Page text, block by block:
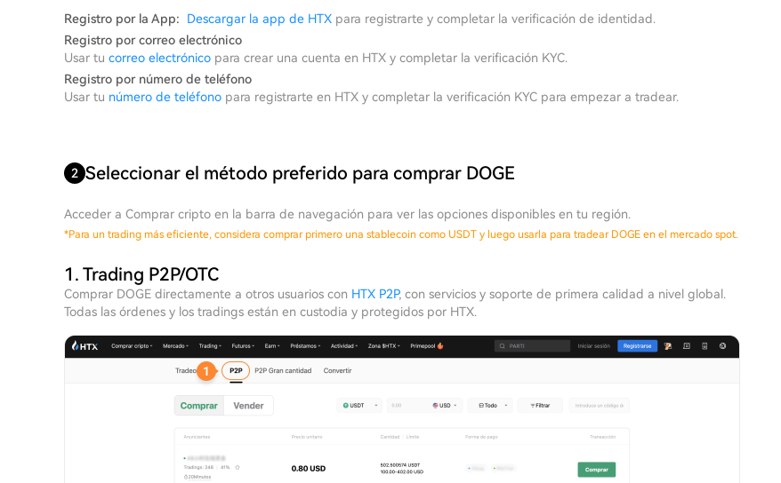
Registro por la App: Descargar la app de HTX para registrarte y completar la verificación de identidad.
Registro por correo electrónico
Usar tu correo electrónico para crear una cuenta en HTX y completar la verificación KYC.
Registro por número de teléfono
Usar tu número de teléfono para registrarte en HTX y completar la verificación KYC para empezar a tradear.
2 Seleccionar el método preferido para comprar DOGE
Acceder a Comprar cripto en la barra de navegación para ver las opciones disponibles en tu región.
*Para un trading más eficiente, considera comprar primero una stablecoin como USDT y luego usarla para tradear DOGE en el mercado spot.
1. Trading P2P/OTC
Comprar DOGE directamente a otros usuarios con HTX P2P, con servicios y soporte de primera calidad a nivel global.
Todas las órdenes y los tradings están en custodia y protegidos por HTX.